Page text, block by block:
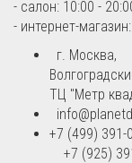
- салон: 10:00 -
- интернет-
г. Москва,
ТЦ "Метр
+7 (499) 391-
+7 (925)